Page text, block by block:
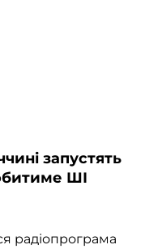
запустять
ШІ
радіопрограма